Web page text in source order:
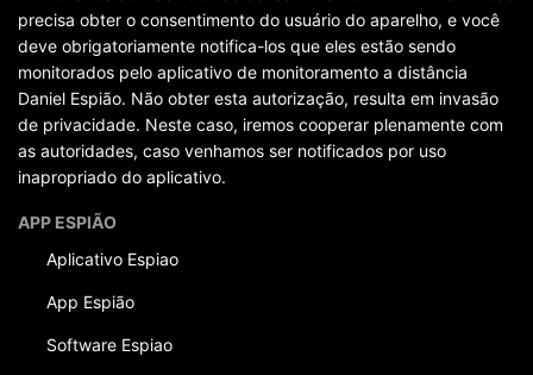
precisa obter o consentimento do usuário do aparelho, e você
deve obrigatoriamente notifica-los que eles estão sendo
monitorados pelo aplicativo de monitoramento a distância
Daniel Espião. Não obter esta autorização, resulta em invasão
de privacidade. Neste caso, iremos cooperar plenamente com
as autoridades, caso venhamos ser notificados por uso
inapropriado do aplicativo.
APP ESPIÃO
Aplicativo Espiao
App Espião
Software Espiao